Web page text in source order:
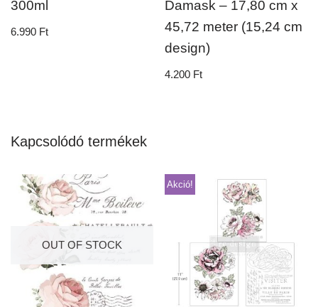
300ml
6.990 Ft
Damask – 17,80 cm x
45,72 meter (15,24 cm
design)
4.200 Ft
Kapcsolódó termékek
OUT OF STOCK
Akció!